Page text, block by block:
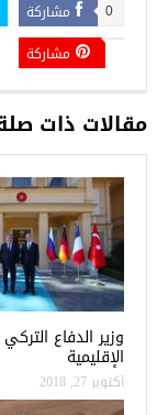
مشاركة 0
مشاركة
مقالات ذات
وزير الدفاع
الإقليمية
أكتوبر 27, 2018